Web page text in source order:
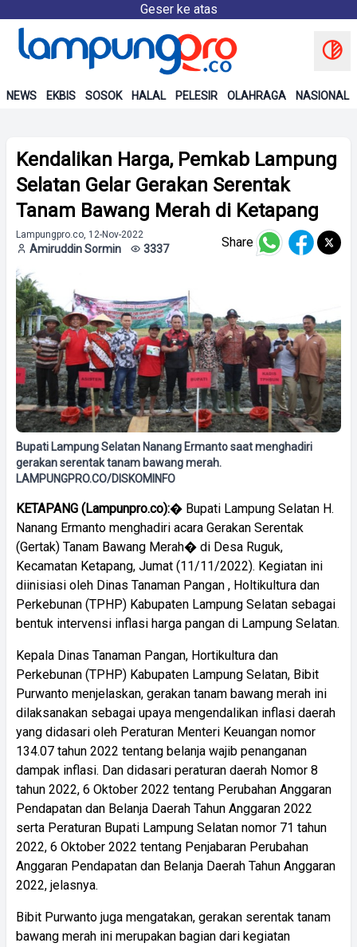
Geser ke atas
NEWS EKBIS SOSOK HALAL PELESIR OLAHRAGA NASIONAL
Kendalikan Harga, Pemkab Lampung
Selatan Gelar Gerakan Serentak
Tanam Bawang Merah di Ketapang
Lampungpro.co, 12-Nov-2022
Amiruddin Sormin 3337 Share
Bupati Lampung Selatan Nanang Ermanto saat menghadiri
gerakan serentak tanam bawang merah.
LAMPUNGPRO.CO/DISKOMINFO
KETAPANG (Lampunpro.co):� Bupati Lampung Selatan H.
Nanang Ermanto menghadiri acara Gerakan Serentak
(Gertak) Tanam Bawang Merah� di Desa Ruguk,
Kecamatan Ketapang, Jumat (11/11/2022). Kegiatan ini
diinisiasi oleh Dinas Tanaman Pangan , Holtikultura dan
Perkebunan (TPHP) Kabupaten Lampung Selatan sebagai
bentuk intervensi inflasi harga pangan di Lampung Selatan.
Kepala Dinas Tanaman Pangan, Hortikultura dan
Perkebunan (TPHP) Kabupaten Lampung Selatan, Bibit
Purwanto menjelaskan, gerakan tanam bawang merah ini
dilaksanakan sebagai upaya mengendalikan inflasi daerah
yang didasari oleh Peraturan Menteri Keuangan nomor
134.07 tahun 2022 tentang belanja wajib penanganan
dampak inflasi. Dan didasari peraturan daerah Nomor 8
tahun 2022, 6 Oktober 2022 tentang Perubahan Anggaran
Pendapatan dan Belanja Daerah Tahun Anggaran 2022
serta Peraturan Bupati Lampung Selatan nomor 71 tahun
2022, 6 Oktober 2022 tentang Penjabaran Perubahan
Anggaran Pendapatan dan Belanja Daerah Tahun Anggaran
2022, jelasnya.
Bibit Purwanto juga mengatakan, gerakan serentak tanam
bawang merah ini merupakan bagian dari kegiatan